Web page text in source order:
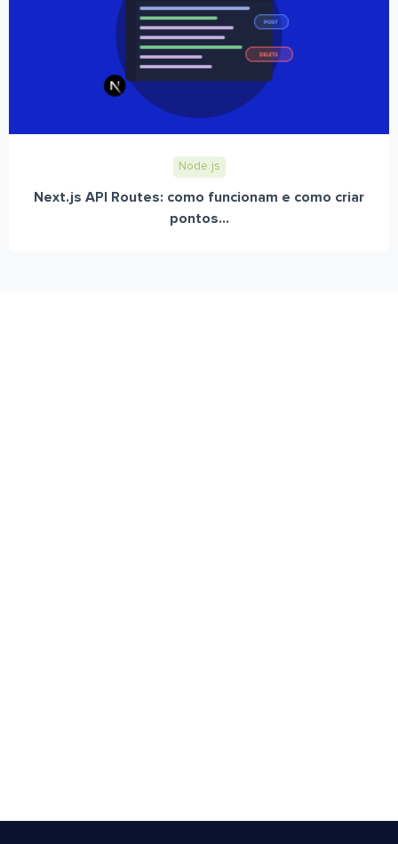
Node.js
Next.js API Routes: como funcionam e como criar
pontos...